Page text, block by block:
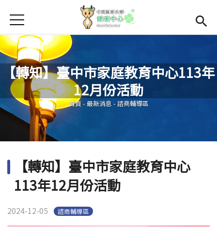
首頁
Open
學務處首頁(link is external)
Open submenu (關於我們)
關於我們
Open submenu (諮商輔導區)
諮商輔導區
Open submenu (資源教室)
資源教室
Open submenu (衛生保健區)
衛生保健區
生命教育
Jump to Navigation
Jump to Main content
【轉知】臺中市家庭教育中心113年
12月份活動
您在這裡
首頁- 最新消息 - 諮商輔導區
【轉知】臺中市家庭教育中心
113年12月份活動
2024-12-05 諮商輔導區